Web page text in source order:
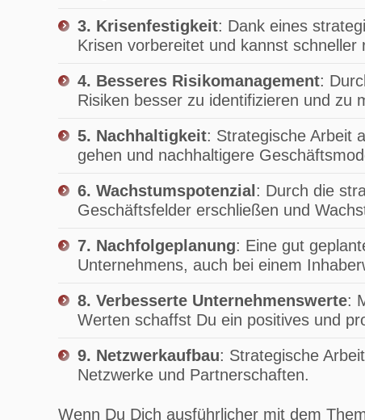
3. Krisenfestigkeit: Dank eines
Krisen vorbereitet und kannst schneller
4. Besseres Risikomanagement:
Risiken besser zu identifizieren und zu
5. Nachhaltigkeit: Strategische Arbeit
gehen und nachhaltigere
6. Wachstumspotenzial : Durch die
Geschäftsfelder erschließen und
7. Nachfolgeplanung: Eine gut
Unternehmens, auch bei einem
8. Verbesserte Unternehmenswerte:
Werten schaffst Du ein positives und
9. Netzwerkaufbau: Strategische
Netzwerke und Partnerschaften.
Wenn Du Dich ausführlicher mit dem